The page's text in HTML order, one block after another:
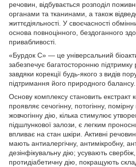
речовин, відбувається розподіл
органами та тканинами, а також
життєдіяльності. У своєчасності
основа повноцінного, бездоганного
привабливості.
«Бурдок С» — це універсальний
забезпечує багатосторонню підтримку
завдяки корекції будь-якого з видів
підтримання його природного балансу.
Основу комплексу становить екстракт
проявляє сечогінну, потогінну,
жовчогінну дію, кілька стимулює
підшлункової залози, є легким
впливає на стан шкіри. Активні
мають антиалергічну, антимікробну,
дезінфікувальну дію; усувають
протидіабетичну дію, покращують